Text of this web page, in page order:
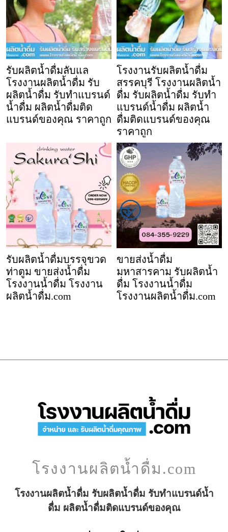
รับผลิตน้ำดื่มลับแล
โรงงานผลิตน้ำดื่ม รับ
ผลิตน้ำดื่ม รับทำแบรนด์
น้ำดื่ม ผลิตน้ำดื่มติด
แบรนด์ของคุณ ราคาถูก
โรงงานรับผลิตน้ำดื่ม
สรรคบุรี โรงงานผลิตน้ำ
ดื่ม รับผลิตน้ำดื่ม รับทำ
แบรนด์น้ำดื่ม ผลิตน้ำ
ดื่มติดแบรนด์ของคุณ
ราคาถูก
รับผลิตน้ำดื่มบรรจุขวด
ท่าตูม ขายส่งน้ำดื่ม
โรงงานน้ำดื่ม โรงงาน
ผลิตน้ำดื่ม.com
ขายส่งน้ำดื่ม
มหาสารคาม รับผลิตน้ำ
ดื่ม โรงงานน้ำดื่ม
โรงงานผลิตน้ำดื่ม.com
โรงงานผลิตน้ำดื่ม.com
โรงงานผลิตน้ำดื่ม รับผลิตน้ำดื่ม รับทำแบรนด์น้ำ
ดื่ม ผลิตน้ำดื่มติดแบรนด์ของคุณ